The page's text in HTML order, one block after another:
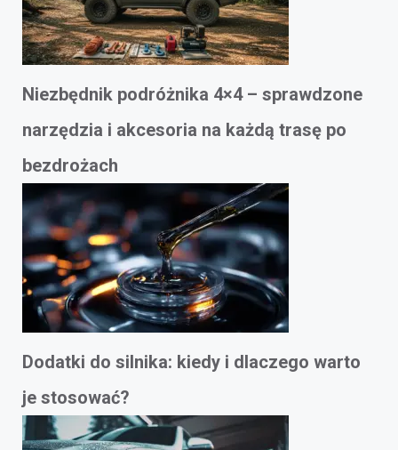
Niezbędnik podróżnika 4×4 – sprawdzone
narzędzia i akcesoria na każdą trasę po
bezdrożach
Dodatki do silnika: kiedy i dlaczego warto
je stosować?